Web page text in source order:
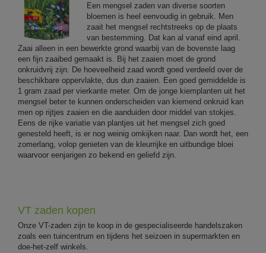
Een mengsel zaden van diverse soorten
bloemen is heel eenvoudig in gebruik. Men
zaait het mengsel rechtstreeks op de plaats
van bestemming. Dat kan al vanaf eind april.
Zaai alleen in een bewerkte grond waarbij van de bovenste laag
een fijn zaaibed gemaakt is. Bij het zaaien moet de grond
onkruidvrij zijn. De hoeveelheid zaad wordt goed verdeeld over de
beschikbare oppervlakte, dus dun zaaien. Een goed gemiddelde is
1 gram zaad per vierkante meter. Om de jonge kiemplanten uit het
mengsel beter te kunnen onderscheiden van kiemend onkruid kan
men op rijtjes zaaien en die aanduiden door middel van stokjes.
Eens de rijke variatie van plantjes uit het mengsel zich goed
genesteld heeft, is er nog weinig omkijken naar. Dan wordt het, een
zomerlang, volop genieten van de kleurrijke en uitbundige bloei
waarvoor eenjarigen zo bekend en geliefd zijn.
VT zaden kopen
Onze VT-zaden zijn te koop in de gespecialiseerde handelszaken
zoals een tuincentrum en tijdens het seizoen in supermarkten en
doe-het-zelf winkels.